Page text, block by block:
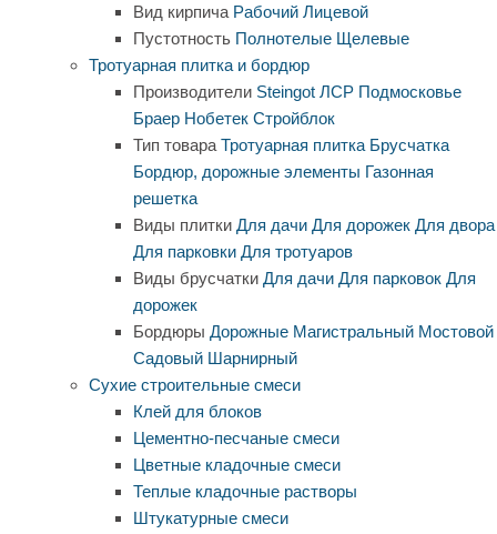
Вид кирпича Рабочий Лицевой
Пустотность Полнотелые Щелевые
Тротуарная плитка и бордюр
Производители Steingot ЛСР Подмосковье
Браер Нобетек Стройблок
Тип товара Тротуарная плитка Брусчатка
Бордюр, дорожные элементы Газонная
решетка
Виды плитки Для дачи Для дорожек Для двора
Для парковки Для тротуаров
Виды брусчатки Для дачи Для парковок Для
дорожек
Бордюры Дорожные Магистральный Мостовой
Садовый Шарнирный
Сухие строительные смеси
Клей для блоков
Цементно-песчаные смеси
Цветные кладочные смеси
Теплые кладочные растворы
Штукатурные смеси